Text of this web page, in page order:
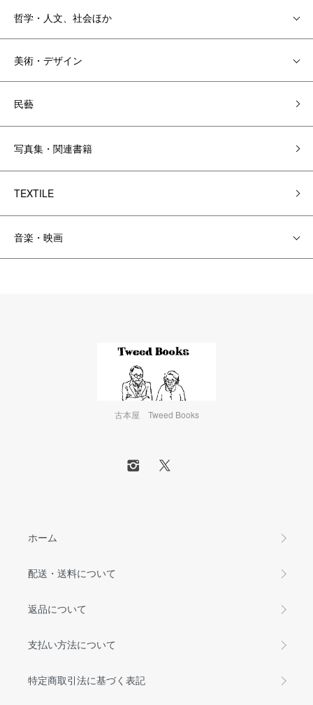
哲学・人文、社会ほか
美術・デザイン
民藝
写真集・関連書籍
TEXTILE
音楽・映画
古本屋 Tweed Books
ホーム
配送・送料について
返品について
支払い方法について
特定商取引法に基づく表記